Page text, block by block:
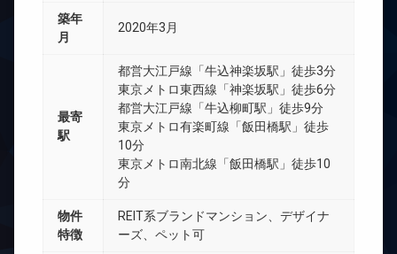
築年
月
2020年3月
最寄
駅
都営大江戸線「牛込神楽坂駅」徒歩3分
東京メトロ東西線「神楽坂駅」徒歩6分
都営大江戸線「牛込柳町駅」徒歩9分
東京メトロ有楽町線「飯田橋駅」徒歩
10分
東京メトロ南北線「飯田橋駅」徒歩10
分
物件
特徴
REIT系ブランドマンション、デザイナ
ーズ、ペット可